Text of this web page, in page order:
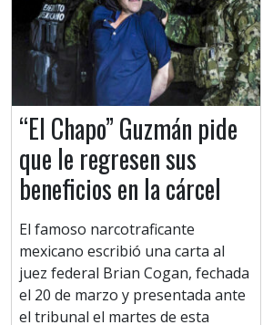
“El Chapo” Guzmán pide
que le regresen sus
beneficios en la cárcel
El famoso narcotraficante
mexicano escribió una carta al
juez federal Brian Cogan, fechada
el 20 de marzo y presentada ante
el tribunal el martes de esta